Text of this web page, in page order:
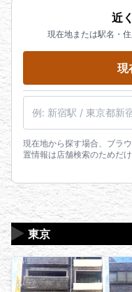
近
現在地または駅名・
現
現在地から探す場合、ブラ
置情報は店舗検索のためだ
東京
▶